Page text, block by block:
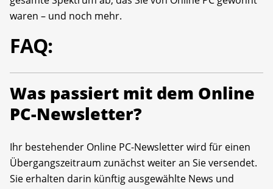
waren – und noch mehr.
FAQ:
Was passiert mit dem Online
PC-Newsletter?
Ihr bestehender Online PC-Newsletter wird für einen
Übergangszeitraum zunächst weiter an Sie versendet.
Sie erhalten darin künftig ausgewählte News und